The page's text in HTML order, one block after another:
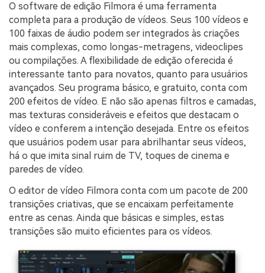
O software de edição Filmora é uma ferramenta
completa para a produção de vídeos. Seus 100 vídeos e
100 faixas de áudio podem ser integrados às criações
mais complexas, como longas-metragens, videoclipes
ou compilações. A flexibilidade de edição oferecida é
interessante tanto para novatos, quanto para usuários
avançados. Seu programa básico, e gratuito, conta com
200 efeitos de vídeo. E não são apenas filtros e camadas,
mas texturas consideráveis e efeitos que destacam o
vídeo e conferem a intenção desejada. Entre os efeitos
que usuários podem usar para abrilhantar seus vídeos,
há o que imita sinal ruim de TV, toques de cinema e
paredes de vídeo.
O editor de vídeo Filmora conta com um pacote de 200
transições criativas, que se encaixam perfeitamente
entre as cenas. Ainda que básicas e simples, estas
transições são muito eficientes para os vídeos.